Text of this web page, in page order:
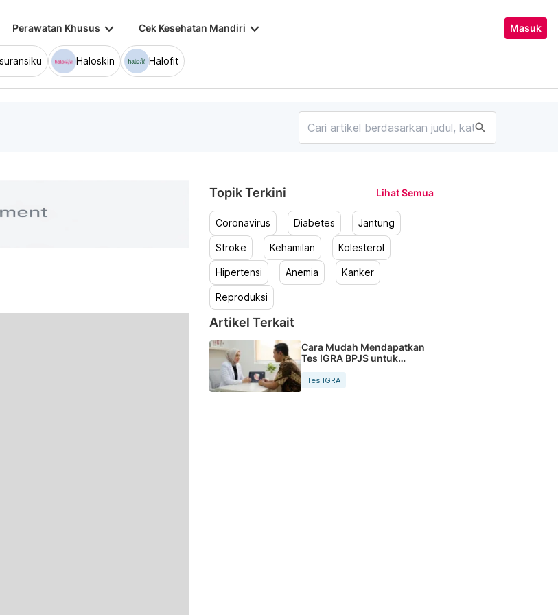
Perawatan Khusus keyboard_arrow_down Cek Kesehatan Mandiri keyboard_arrow_down Masuk
Haloskin Halofit
search
Topik Terkini Lihat Semua
Coronavirus Diabetes Jantung
Stroke Kehamilan Kolesterol
Hipertensi Anemia Kanker
Reproduksi
Artikel Terkait
Cara Mudah Mendapatkan
Tes IGRA BPJS untuk
Deteksi TBC
Tes IGRA